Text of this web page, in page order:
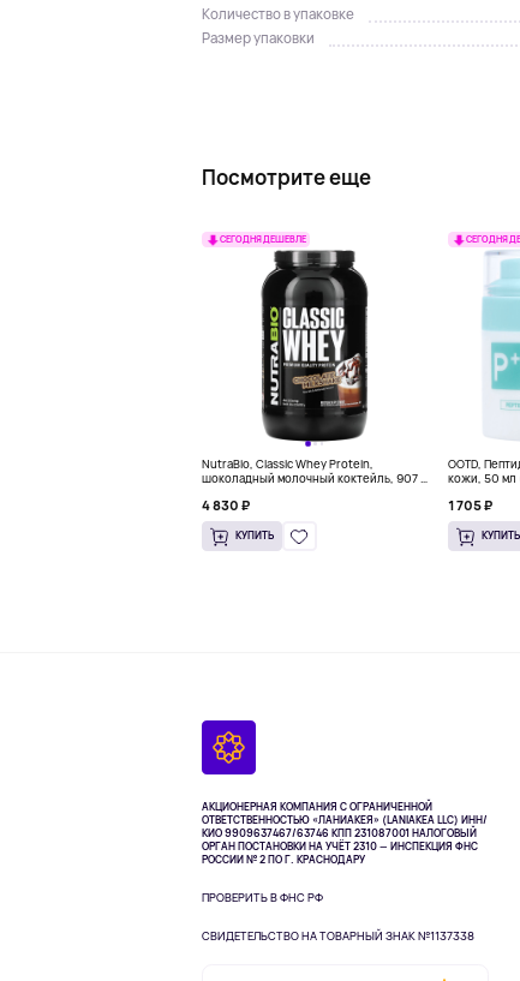
Количество в упаковке
Размер упаковки
Посмотрите еще
СЕГОДНЯ ДЕШЕВЛЕ
NutraBio, Classic Whey Protein,
шоколадный молочный коктейль, 907 г
4 830 ₽
КУПИТЬ
СЕГОДНЯ
OOTD,
кожи, 50 мл
1 705 ₽
КУПИТЬ
АКЦИОНЕРНАЯ КОМПАНИЯ С ОГРАНИЧЕННОЙ
ОТВЕТСТВЕННОСТЬЮ «ЛАНИАКЕЯ» (LANIAKEA LLC) ИНН/
КИО 9909637467/63746 КПП 231087001НАЛОГОВЫЙ
ОРГАН ПОСТАНОВКИ НА УЧЁТ 2310 — ИНСПЕКЦИЯ ФНС
РОССИИ № 2 ПО Г. КРАСНОДАРУ
ПРОВЕРИТЬ В ФНС РФ
СВИДЕТЕЛЬСТВО НА ТОВАРНЫЙ ЗНАК №1137338